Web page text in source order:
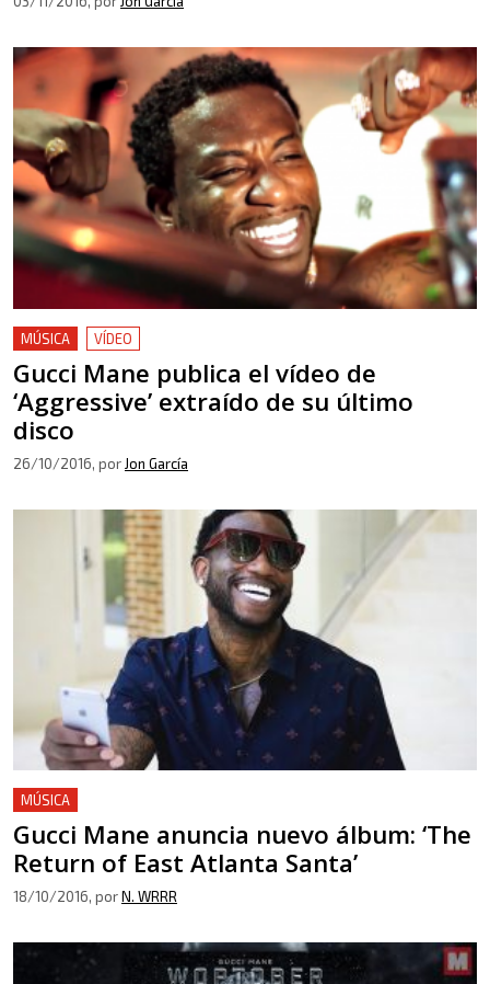
MÚSICA VÍDEO
Gucci Mane publica el vídeo de
‘Aggressive’ extraído de su último
disco
26/10/2016, por Jon García
MÚSICA
Gucci Mane anuncia nuevo álbum: ‘The
Return of East Atlanta Santa’
18/10/2016, porN. WRRR